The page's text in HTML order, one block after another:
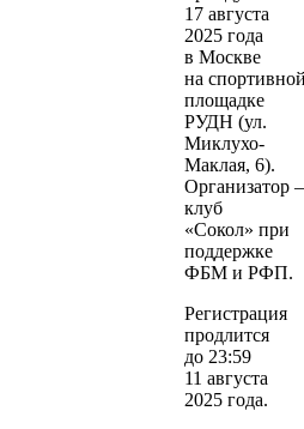
17 августа
2025 года
в Москве
на
площадке
РУДН (ул.
Миклухо-
Маклая, 6).
Организатор
клуб
«Сокол» при
поддержке
ФБМ и РФП.
Регистрация
продлится
до 23:59
11 августа
2025 года.